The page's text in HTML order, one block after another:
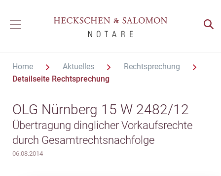
Home Aktuelles
Rechtsprechung
Detailseite Rechtsprechung
OLG Nürnberg 15 W 2482/12
Übertragung dinglicher Vorkaufsrechte
durch Gesamtrechtsnachfolge
06.08.2014